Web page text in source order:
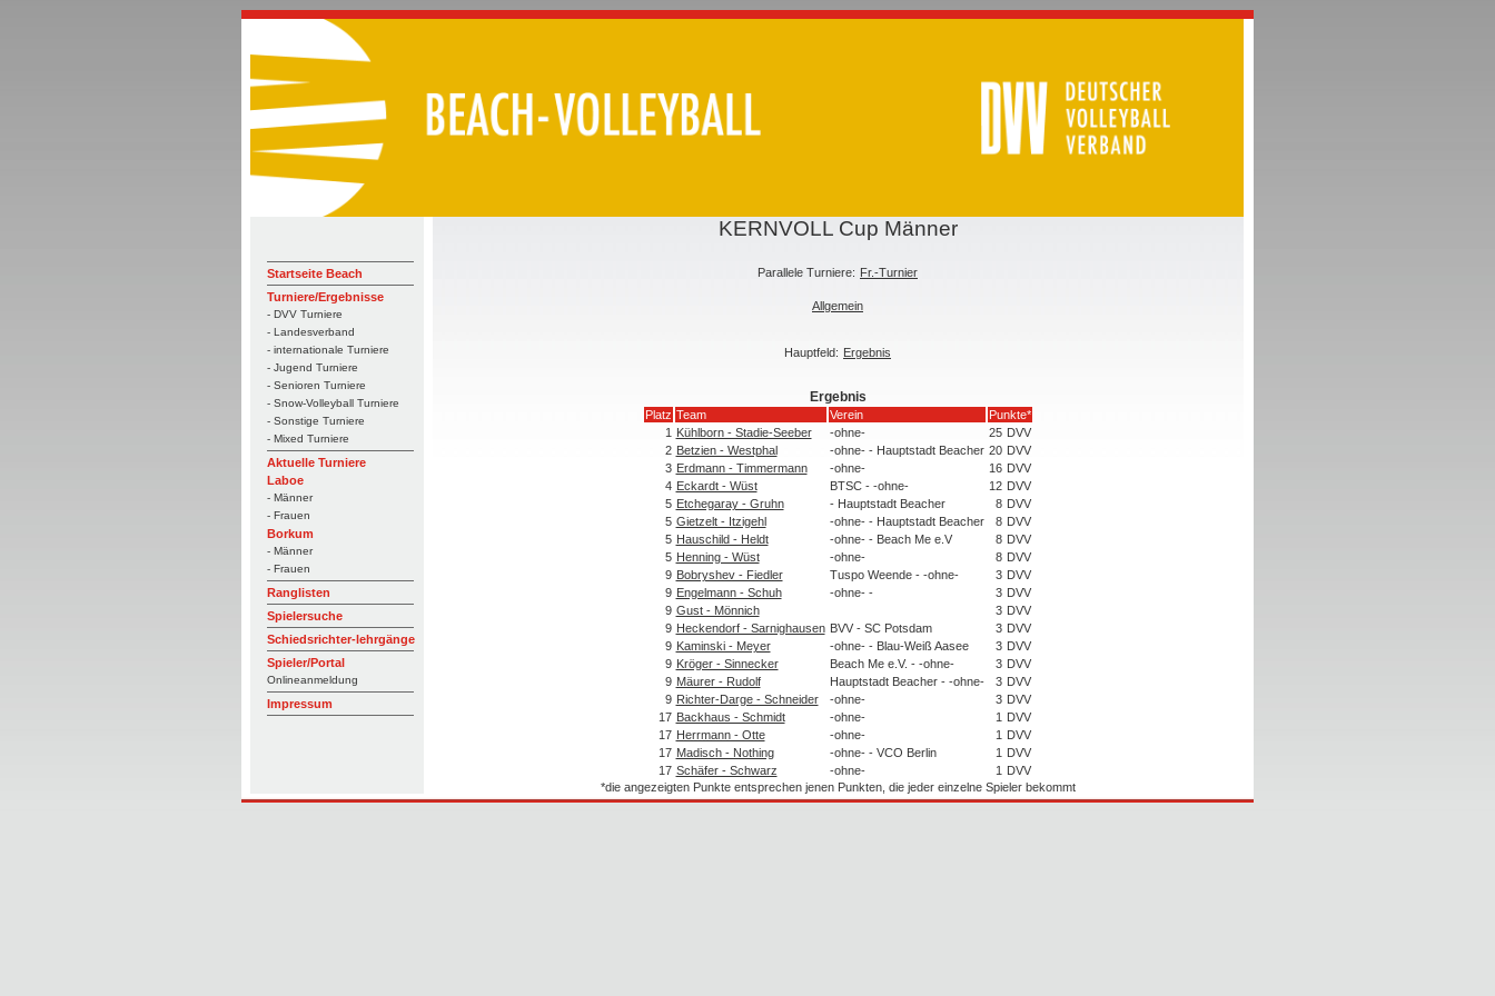
Startseite Beach
Turniere/Ergebnisse
- DVV Turniere
- Landesverband
- internationale Turniere
- Jugend Turniere
- Senioren Turniere
- Snow-Volleyball Turniere
- Sonstige Turniere
- Mixed Turniere
Aktuelle Turniere
Laboe
- Männer
- Frauen
Borkum
- Männer
- Frauen
Ranglisten
Spielersuche
Schiedsrichter-lehrgänge
Spieler/Portal
Onlineanmeldung
Impressum
KERNVOLL Cup Männer
Parallele Turniere: Fr.-Turnier
Allgemein
Hauptfeld: Ergebnis
Ergebnis
Platz Team Verein
Punkte*
1 Kühlborn - Stadie-Seeber -ohne- 25 DVV
2 Betzien - Westphal -ohne- - Hauptstadt Beacher 20 DVV
3 Erdmann - Timmermann -ohne- 16 DVV
4 Eckardt - Wüst BTSC - -ohne- 12 DVV
5 Etchegaray - Gruhn - Hauptstadt Beacher 8 DVV
5 Gietzelt - Itzigehl -ohne- - Hauptstadt Beacher 8 DVV
5 Hauschild - Heldt -ohne- - Beach Me e.V 8 DVV
5 Henning - Wüst -ohne- 8 DVV
9 Bobryshev - Fiedler Tuspo Weende - -ohne- 3 DVV
9 Engelmann - Schuh -ohne- - 3 DVV
9 Gust - Mönnich 3 DVV
9 Heckendorf - Sarnighausen BVV - SC Potsdam 3 DVV
9 Kaminski - Meyer -ohne- - Blau-Weiß Aasee 3 DVV
9 Kröger - Sinnecker Beach Me e.V. - -ohne- 3 DVV
9 Mäurer - Rudolf Hauptstadt Beacher - -ohne- 3 DVV
9 Richter-Darge - Schneider -ohne- 3 DVV
17 Backhaus - Schmidt -ohne- 1 DVV
17 Herrmann - Otte -ohne- 1 DVV
17 Madisch - Nothing -ohne- - VCO Berlin 1 DVV
17 Schäfer - Schwarz -ohne- 1 DVV
*die angezeigten Punkte entsprechen jenen Punkten, die jeder einzelne Spieler bekommt